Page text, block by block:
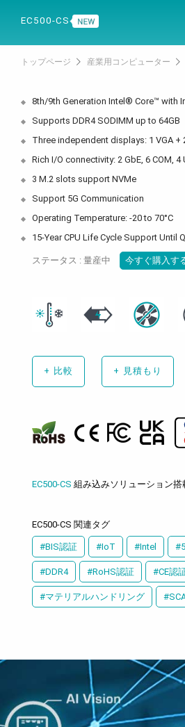
EC500-CS
トップページ 産業用コンピューター
8th/9th Generation Intel® Core™ with
Supports DDR4 SODIMM up to 64GB
Three independent displays: 1 VGA +
Rich I/O connectivity: 2 GbE, 6 COM, 4
3 M.2 slots support NVMe
Support 5G Communication
Operating Temperature: -20 to 70°C
15-Year CPU Life Cycle Support Until
ステータス : 量産中 今すぐ購入す
+ 比較 + 見積もり
EC500-CS 組み込みソリューション搭
EC500-CS 関連タグ
#BIS認証 #IoT #Intel
#DDR4 #RoHS認証 #CE認
#マテリアルハンドリング